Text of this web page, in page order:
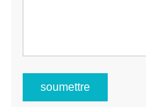
soumettre